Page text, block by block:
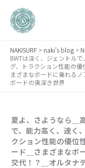
NAKISURF > naki's blog >
BWTは深く、ジェントル
グ、トラクション性能の
まざまなボードに乗れる
ボードの奥深き世界
夏よ、さようなら＿
で、能力高く、速く
クション性能の優位
ード＿さまざまなボ
交代！？＿オルタナ
別
ア
ー
イ
ブ